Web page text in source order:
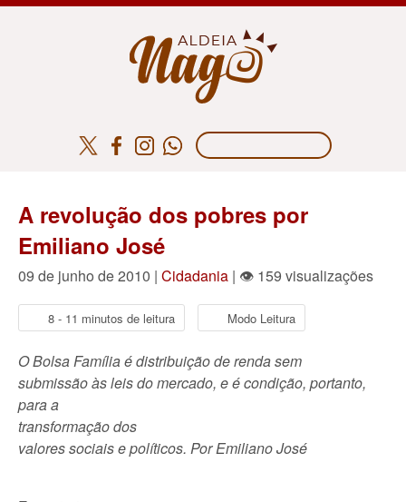
A revolução dos pobres por
Emiliano José
09 de junho de 2010 | Cidadania | 👁 159 visualizações
8 - 11 minutos de leitura Modo Leitura
O Bolsa Família é distribuição de renda sem
submissão às leis do mercado, e é condição, portanto,
para a
transformação dos
valores sociais e políticos. Por Emiliano José